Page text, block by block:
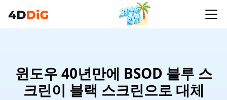
윈도우 40년만에 BSOD 블루 스
크린이 블랙 스크린으로 대체